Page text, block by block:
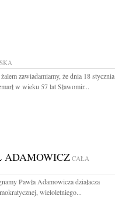
zawiadamiamy, że dnia 18 stycznia
w wieku 57 lat Sławomir...
ADAMOWICZ CAŁA
Pawła Adamowicza działacza
wieloletniego...